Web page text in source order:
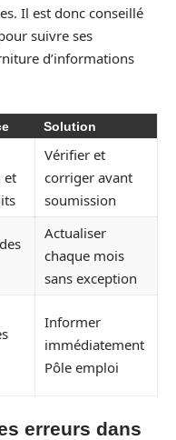
Il est donc conseillé
suivre ses
d’informations
Solution
et
Vérifier et
corriger avant
soumission
Actualiser
chaque mois
sans exception
Informer
immédiatement
Pôle emploi
erreurs dans